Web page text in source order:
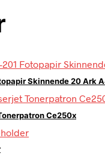
Skinnende 20 Ark
Ce250x